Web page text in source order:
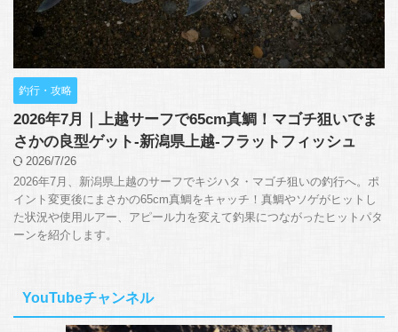
釣行・攻略
2026年7月｜上越サーフで65cm真鯛！マゴチ狙いでま
さかの良型ゲット-新潟県上越-フラットフィッシュ
2026/7/26
2026年7月、新潟県上越のサーフでキジハタ・マゴチ狙いの釣行へ。ポ
イント変更後にまさかの65cm真鯛をキャッチ！真鯛やソゲがヒットし
た状況や使用ルアー、アピール力を変えて釣果につながったヒットパタ
ーンを紹介します。
YouTubeチャンネル